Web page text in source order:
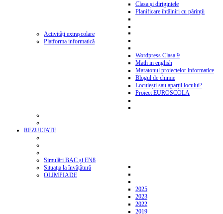
Clasa şi dirigintele
Planificare întâlniri cu părinții
Activități extrașcolare
Platforma informatică
Wordpress Clasa 9
Math in english
Maratonul proiectelor informatice
Blogul de chimie
Locuiești sau aparții locului?
Proiect EUROSCOLA
REZULTATE
Simulări BAC și EN8
Situația la învățătură
OLIMPIADE
2025
2023
2022
2019